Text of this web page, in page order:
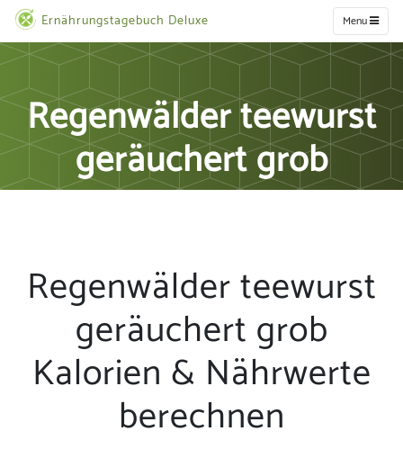
Ernährungstagebuch Deluxe Menu
Regenwälder teewurst
geräuchert grob
Regenwälder teewurst
geräuchert grob
Kalorien & Nährwerte
berechnen